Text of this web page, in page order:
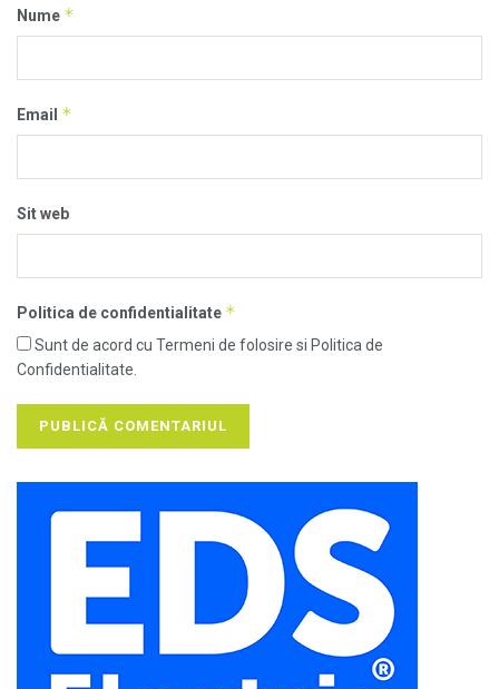
Nume *
Email *
Sit web
Politica de confidentialitate *
Sunt de acord cu Termeni de folosire si Politica de
Confidentialitate.